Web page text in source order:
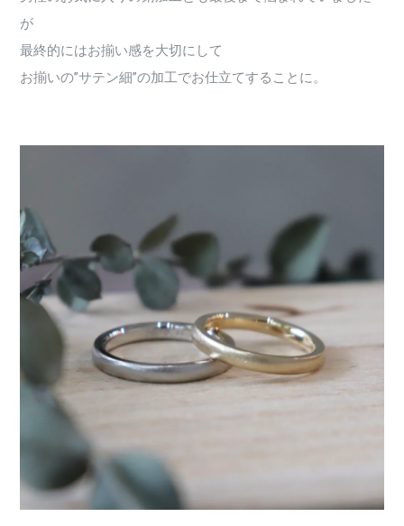
が
最終的にはお揃い感を大切にして
お揃いの”サテン細”の加工でお仕立てすることに。